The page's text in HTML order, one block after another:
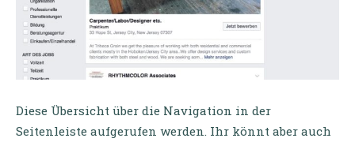
Diese Übersicht über die Navigation in der
Seitenleiste aufgerufen werden. Ihr könnt aber auch